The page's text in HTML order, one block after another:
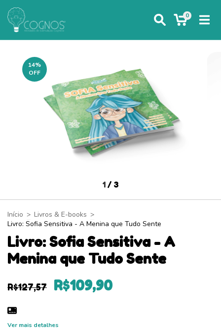
0
14%
OFF
1 / 3
Início > Livros & E-books >
Livro: Sofia Sensitiva - A Menina que Tudo Sente
Livro: Sofia Sensitiva - A
Menina que Tudo Sente
R$127,57 R$109,90
Ver mais detalhes